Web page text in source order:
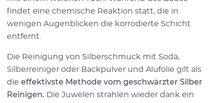
findet eine chemische Reaktion statt, die in
wenigen Augenblicken die korrodierte Schicht
entfernt.
Die Reinigung von Silberschmuck mit Soda,
Silberreiniger oder Backpulver und Alufolie gilt als
die effektivste Methode vom geschwärzter Silber
Reinigen. Die Juwelen strahlen wieder dank ein